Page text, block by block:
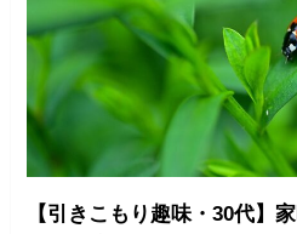
【引きこもり趣味・30代】